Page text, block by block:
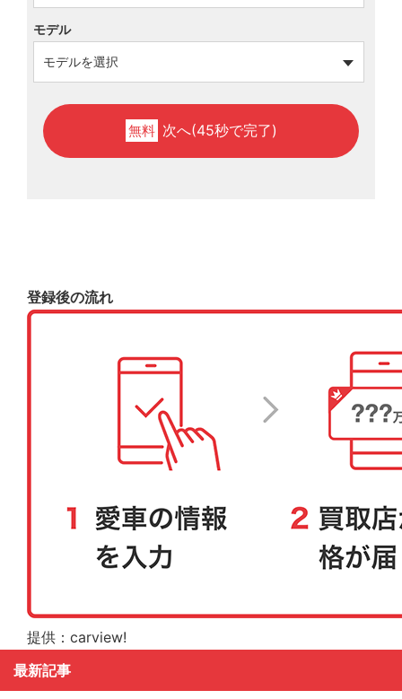
モデル
無料 次へ(45秒で完了)
登録後の流れ
提供：carview!
最新記事